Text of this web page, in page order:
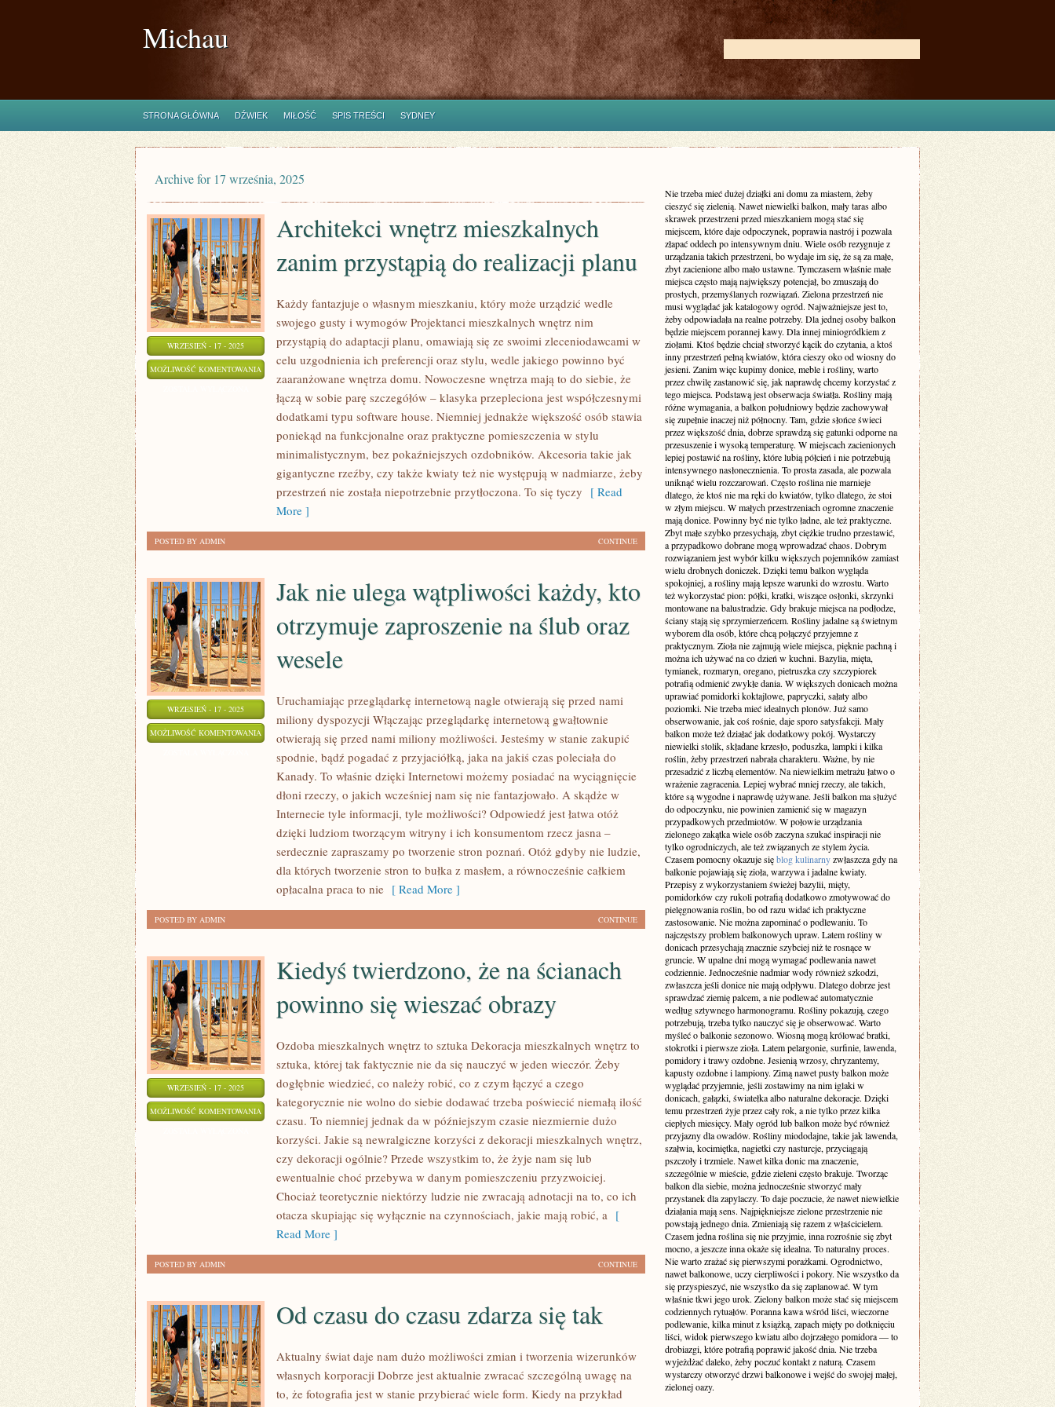
Michau
STRONA GŁÓWNA DŹWIEK MIŁOŚĆ SPIS TREŚCI SYDNEY
Archive for 17 września, 2025
WRZESIEŃ - 17 - 2025
MOŻLIWOŚĆ KOMENTOWANIA
MIESZKALNYCH
PLANU
Architekci wnętrz mieszkalnych
zanim przystąpią do realizacji planu
Każdy fantazjuje o własnym mieszkaniu, który może urządzić wedle
swojego gusty i wymogów Projektanci mieszkalnych wnętrz nim
przystąpią do adaptacji planu, omawiają się ze swoimi zleceniodawcami w
celu uzgodnienia ich preferencji oraz stylu, wedle jakiego powinno być
zaaranżowane wnętrza domu. Nowoczesne wnętrza mają to do siebie, że
łączą w sobie parę szczegółów – klasyka przepleciona jest współczesnymi
dodatkami typu software house. Niemniej jednakże większość osób stawia
poniekąd na funkcjonalne oraz praktyczne pomieszczenia w stylu
minimalistycznym, bez pokaźniejszych ozdobników. Akcesoria takie jak
gigantyczne rzeźby, czy także kwiaty też nie występują w nadmiarze, żeby
przestrzeń nie została niepotrzebnie przytłoczona. To się tyczy [ Read
More ]
CONTINUE
POSTED BY ADMIN
WRZESIEŃ - 17 - 2025
MOŻLIWOŚĆ KOMENTOWANIA
ULEGA
WĄTPLIWOŚCI
KAŻDY,
OTRZYMUJE
ZAPROSZENIE
ŚLUB
ORAZ
Jak nie ulega wątpliwości każdy, kto
otrzymuje zaproszenie na ślub oraz
wesele
Uruchamiając przeglądarkę internetową nagle otwierają się przed nami
miliony dyspozycji Włączając przeglądarkę internetową gwałtownie
otwierają się przed nami miliony możliwości. Jesteśmy w stanie zakupić
spodnie, bądź pogadać z przyjaciółką, jaka na jakiś czas poleciała do
Kanady. To właśnie dzięki Internetowi możemy posiadać na wyciągnięcie
dłoni rzeczy, o jakich wcześniej nam się nie fantazjowało. A skądże w
Internecie tyle informacji, tyle możliwości? Odpowiedź jest łatwa otóż
dzięki ludziom tworzącym witryny i ich konsumentom rzecz jasna –
serdecznie zapraszamy po tworzenie stron poznań. Otóż gdyby nie ludzie,
dla których tworzenie stron to bułka z masłem, a równocześnie całkiem
opłacalna praca to nie [ Read More ]
CONTINUE
POSTED BY ADMIN
WRZESIEŃ - 17 - 2025
MOŻLIWOŚĆ KOMENTOWANIA
Kiedyś twierdzono, że na ścianach
powinno się wieszać obrazy
Ozdoba mieszkalnych wnętrz to sztuka Dekoracja mieszkalnych wnętrz to
sztuka, której tak faktycznie nie da się nauczyć w jeden wieczór. Żeby
dogłębnie wiedzieć, co należy robić, co z czym łączyć a czego
kategorycznie nie wolno do siebie dodawać trzeba poświecić niemałą ilość
czasu. To niemniej jednak da w późniejszym czasie niezmiernie dużo
korzyści. Jakie są newralgiczne korzyści z dekoracji mieszkalnych wnętrz,
czy dekoracji ogólnie? Przede wszystkim to, że żyje nam się lub
ewentualnie choć przebywa w danym pomieszczeniu przyzwoiciej.
Chociaż teoretycznie niektórzy ludzie nie zwracają adnotacji na to, co ich
otacza skupiając się wyłącznie na czynnościach, jakie mają robić, a [
Read More ]
CONTINUE
POSTED BY ADMIN
Od czasu do czasu zdarza się tak
Aktualny świat daje nam dużo możliwości zmian i tworzenia wizerunków
własnych korporacji Dobrze jest aktualnie zwracać szczególną uwagę na
to, że fotografia jest w stanie przybierać wiele form. Kiedy na przykład
Nie trzeba mieć dużej działki ani domu za miastem, żeby
cieszyć się zielenią. Nawet niewielki balkon, mały taras albo
skrawek przestrzeni przed mieszkaniem mogą stać się
miejscem, które daje odpoczynek, poprawia nastrój i pozwala
złapać oddech po intensywnym dniu. Wiele osób rezygnuje z
urządzania takich przestrzeni, bo wydaje im się, że są za małe,
zbyt zacienione albo mało ustawne. Tymczasem właśnie małe
miejsca często mają największy potencjał, bo zmuszają do
prostych, przemyślanych rozwiązań. Zielona przestrzeń nie
musi wyglądać jak katalogowy ogród. Najważniejsze jest to,
żeby odpowiadała na realne potrzeby. Dla jednej osoby balkon
będzie miejscem porannej kawy. Dla innej miniogródkiem z
ziołami. Ktoś będzie chciał stworzyć kącik do czytania, a ktoś
inny przestrzeń pełną kwiatów, która cieszy oko od wiosny do
jesieni. Zanim więc kupimy donice, meble i rośliny, warto
przez chwilę zastanowić się, jak naprawdę chcemy korzystać z
tego miejsca. Podstawą jest obserwacja światła. Rośliny mają
różne wymagania, a balkon południowy będzie zachowywał
się zupełnie inaczej niż północny. Tam, gdzie słońce świeci
przez większość dnia, dobrze sprawdzą się gatunki odporne na
przesuszenie i wysoką temperaturę. W miejscach zacienionych
lepiej postawić na rośliny, które lubią półcień i nie potrzebują
intensywnego nasłonecznienia. To prosta zasada, ale pozwala
uniknąć wielu rozczarowań. Często roślina nie marnieje
dlatego, że ktoś nie ma ręki do kwiatów, tylko dlatego, że stoi
w złym miejscu. W małych przestrzeniach ogromne znaczenie
mają donice. Powinny być nie tylko ładne, ale też praktyczne.
Zbyt małe szybko przesychają, zbyt ciężkie trudno przestawić,
a przypadkowo dobrane mogą wprowadzać chaos. Dobrym
rozwiązaniem jest wybór kilku większych pojemników zamiast
wielu drobnych doniczek. Dzięki temu balkon wygląda
spokojniej, a rośliny mają lepsze warunki do wzrostu. Warto
też wykorzystać pion: półki, kratki, wiszące osłonki, skrzynki
montowane na balustradzie. Gdy brakuje miejsca na podłodze,
ściany stają się sprzymierzeńcem. Rośliny jadalne są świetnym
wyborem dla osób, które chcą połączyć przyjemne z
praktycznym. Zioła nie zajmują wiele miejsca, pięknie pachną i
można ich używać na co dzień w kuchni. Bazylia, mięta,
tymianek, rozmaryn, oregano, pietruszka czy szczypiorek
potrafią odmienić zwykłe dania. W większych donicach można
uprawiać pomidorki koktajlowe, papryczki, sałaty albo
poziomki. Nie trzeba mieć idealnych plonów. Już samo
obserwowanie, jak coś rośnie, daje sporo satysfakcji. Mały
balkon może też działać jak dodatkowy pokój. Wystarczy
niewielki stolik, składane krzesło, poduszka, lampki i kilka
roślin, żeby przestrzeń nabrała charakteru. Ważne, by nie
przesadzić z liczbą elementów. Na niewielkim metrażu łatwo o
wrażenie zagracenia. Lepiej wybrać mniej rzeczy, ale takich,
które są wygodne i naprawdę używane. Jeśli balkon ma służyć
do odpoczynku, nie powinien zamienić się w magazyn
przypadkowych przedmiotów. W połowie urządzania
zielonego zakątka wiele osób zaczyna szukać inspiracji nie
tylko ogrodniczych, ale też związanych ze stylem życia.
Czasem pomocny okazuje sięblog kulinarnyzwłaszcza gdy na
balkonie pojawiają się zioła, warzywa i jadalne kwiaty.
Przepisy z wykorzystaniem świeżej bazylii, mięty,
pomidorków czy rukoli potrafią dodatkowo zmotywować do
pielęgnowania roślin, bo od razu widać ich praktyczne
zastosowanie. Nie można zapominać o podlewaniu. To
najczęstszy problem balkonowych upraw. Latem rośliny w
donicach przesychają znacznie szybciej niż te rosnące w
gruncie. W upalne dni mogą wymagać podlewania nawet
codziennie. Jednocześnie nadmiar wody również szkodzi,
zwłaszcza jeśli donice nie mają odpływu. Dlatego dobrze jest
sprawdzać ziemię palcem, a nie podlewać automatycznie
według sztywnego harmonogramu. Rośliny pokazują, czego
potrzebują, trzeba tylko nauczyć się je obserwować. Warto
myśleć o balkonie sezonowo. Wiosną mogą królować bratki,
stokrotki i pierwsze zioła. Latem pelargonie, surfinie, lawenda,
pomidory i trawy ozdobne. Jesienią wrzosy, chryzantemy,
kapusty ozdobne i lampiony. Zimą nawet pusty balkon może
wyglądać przyjemnie, jeśli zostawimy na nim iglaki w
donicach, gałązki, światełka albo naturalne dekoracje. Dzięki
temu przestrzeń żyje przez cały rok, a nie tylko przez kilka
ciepłych miesięcy. Mały ogród lub balkon może być również
przyjazny dla owadów. Rośliny miododajne, takie jak lawenda,
szałwia, kocimiętka, nagietki czy nasturcje, przyciągają
pszczoły i trzmiele. Nawet kilka donic ma znaczenie,
szczególnie w mieście, gdzie zieleni często brakuje. Tworząc
balkon dla siebie, można jednocześnie stworzyć mały
przystanek dla zapylaczy. To daje poczucie, że nawet niewielkie
działania mają sens. Najpiękniejsze zielone przestrzenie nie
powstają jednego dnia. Zmieniają się razem z właścicielem.
Czasem jedna roślina się nie przyjmie, inna rozrośnie się zbyt
mocno, a jeszcze inna okaże się idealna. To naturalny proces.
Nie warto zrażać się pierwszymi porażkami. Ogrodnictwo,
nawet balkonowe, uczy cierpliwości i pokory. Nie wszystko da
się przyspieszyć, nie wszystko da się zaplanować. W tym
właśnie tkwi jego urok. Zielony balkon może stać się miejscem
codziennych rytuałów. Poranna kawa wśród liści, wieczorne
podlewanie, kilka minut z książką, zapach mięty po dotknięciu
liści, widok pierwszego kwiatu albo dojrzałego pomidora — to
drobiazgi, które potrafią poprawić jakość dnia. Nie trzeba
wyjeżdżać daleko, żeby poczuć kontakt z naturą. Czasem
wystarczy otworzyć drzwi balkonowe i wejść do swojej małej,
zielonej oazy.